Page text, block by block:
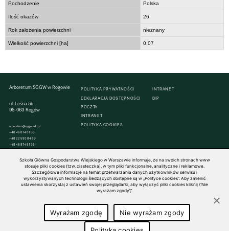
Pochodzenie Polska
Ilość okazów 26
Rok założenia powierzchni nieznany
Wielkość powierzchni [ha] 0,07
Arboretum SGGW w Rogowie
ul. Leśna 5b
95-063 Rogów
arboretum@sggw.edu.pl
+48 46 874 81 36
+48 22 593 84 89,
+48 46 874 81 36
POLITYKA PRYWATNOŚCI
DEKLARACJA DOSTĘPNOŚCI
POCZTA
INTRANET
POLITYKA COOKIES
INTRANET
BIP
© 1816–2026 SGGW — ALL RIGHTS RESERVED
Szkoła Główna Gospodarstwa Wiejskiego w Warszawie informuje, że na swoich stronach www
stosuje pliki cookies (tzw. ciasteczka), w tym pliki funkcjonalne, analityczne i reklamowe.
Szczegółowe informacje na temat przetwarzania danych użytkowników serwisu i
wykorzystywanych technologii śledzących dostępne są w „Polityce cookies”. Aby zmienić
ustawienia skorzystaj z ustawień swojej przeglądarki, aby wyłączyć pliki cookies kliknij \"Nie
wyrażam zgody\".
Wyrażam zgodę Nie wyrażam zgody